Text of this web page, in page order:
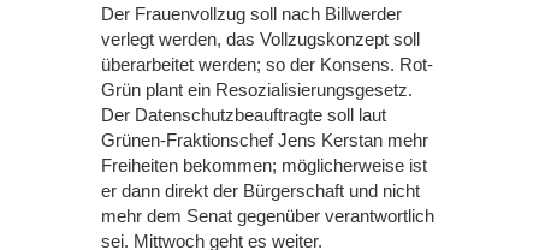
Der Frauenvollzug soll nach Billwerder
verlegt werden, das Vollzugskonzept soll
überarbeitet werden; so der Konsens. Rot-
Grün plant ein Resozialisierungsgesetz.
Der Datenschutzbeauftragte soll laut
Grünen-Fraktionschef Jens Kerstan mehr
Freiheiten bekommen; möglicherweise ist
er dann direkt der Bürgerschaft und nicht
mehr dem Senat gegenüber verantwortlich
sei. Mittwoch geht es weiter.